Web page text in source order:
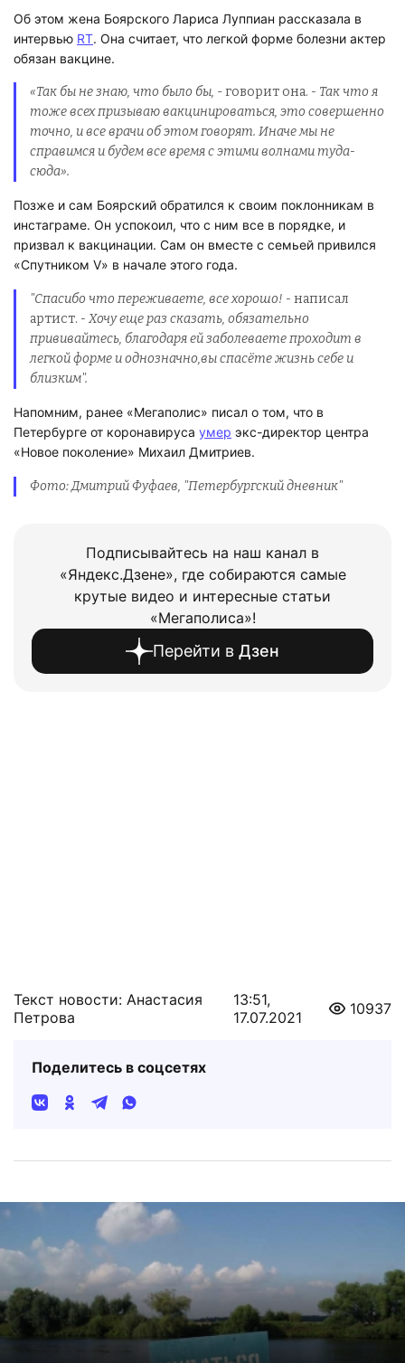
Об этом жена Боярского Лариса Луппиан рассказала в
интервью RT. Она считает, что легкой форме болезни актер
обязан вакцине.
«Так бы не знаю, что было бы, - говорит она. - Так что я
тоже всех призываю вакцинироваться, это совершенно
точно, и все врачи об этом говорят. Иначе мы не
справимся и будем все время с этими волнами туда-
сюда».
Позже и сам Боярский обратился к своим поклонникам в
инстаграме. Он успокоил, что с ним все в порядке, и
призвал к вакцинации. Сам он вместе с семьей привился
«Спутником V» в начале этого года.
"Спасибо что переживаете, все хорошо! - написал
артист. - Хочу еще раз сказать, обязательно
прививайтесь, благодаря ей заболеваете проходит в
легкой форме и однозначно,вы спасёте жизнь себе и
близким".
Напомним, ранее «Мегаполис» писал о том, что в
Петербурге от коронавируса умер экс-директор центра
«Новое поколение» Михаил Дмитриев.
Фото: Дмитрий Фуфаев, "Петербургский дневник"
Подписывайтесь на наш канал в
«Яндекс.Дзене», где собираются самые
крутые видео и интересные статьи
«Мегаполиса»!
Перейти в Дзен
Текст новости: Анастасия
Петрова
13:51,
17.07.2021
10937
Поделитесь в соцсетях